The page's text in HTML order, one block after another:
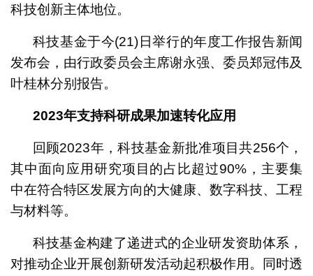
科技创新主体地位。
科技基金于今(21)日举行的年度工作报告新闻
发布会，由行政委员会主席谢永强、委员郑冠伟及
叶桂林分别报告。
2023年支持科研成果加速转化应用
回顾2023年，科技基金新批准项目共256个，
其中面向应用研究项目的占比超过90%，主要集
中在符合特区发展方向的大健康、数字科技、工程
与材料等。
科技基金构建了递进式的企业研发资助体系，
对推动企业开展创新研发活动起积极作用。同时透